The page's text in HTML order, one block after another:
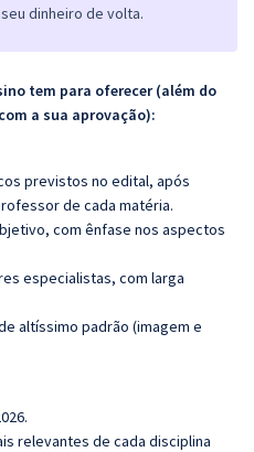
dinheiro de volta.
tem para oferecer (além do
a sua aprovação):
previstos no edital, após
de cada matéria.
com ênfase nos aspectos
especialistas, com larga
altíssimo padrão (imagem e
relevantes de cada disciplina